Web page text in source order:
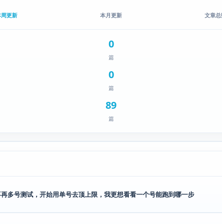
更新 本月更新 文章
0
篇
0
篇
89
篇
多号测试，开始用单号去顶上限，我更想看看一个号能跑到哪一步